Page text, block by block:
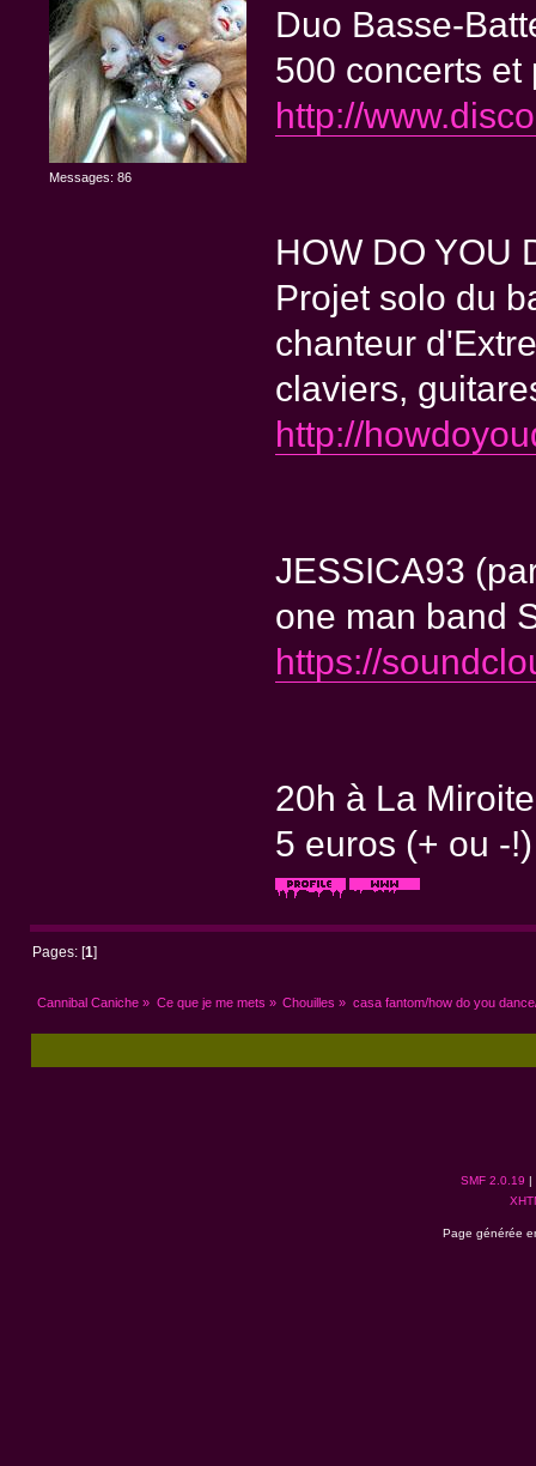
Messages: 86
Duo Basse-
500 concerts et
http://
HOW DO YOU
Projet solo du
chanteur
claviers,
http://
JESSICA93
one man band
https://
20h à La
5 euros (+ ou -!)
Pages: [1]
Cannibal Caniche » Ce que je me mets » Chouilles » casa fantom/how do you
SMF 2.0.19
Page générée